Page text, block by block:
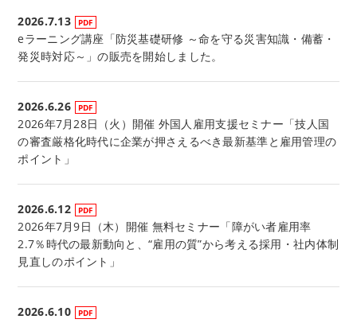
2026.7.13
eラーニング講座「防災基礎研修 ～命を守る災害知識・備蓄・
発災時対応～」の販売を開始しました。
2026.6.26
2026年7月28日（火）開催 外国人雇用支援セミナー「技人国
の審査厳格化時代に企業が押さえるべき最新基準と雇用管理の
ポイント」
2026.6.12
2026年7月9日（木）開催 無料セミナー「障がい者雇用率
2.7％時代の最新動向と、“雇用の質”から考える採用・社内体制
見直しのポイント」
2026.6.10